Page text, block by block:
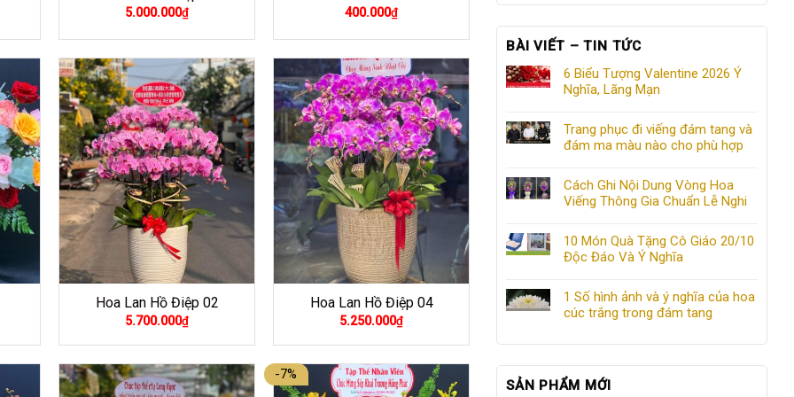
BÀI VIẾT – TIN TỨC
6 Biểu Tượng Valentine 2026 Ý
Nghĩa, Lãng Mạn
Trang phục đi viếng đám tang và
đám ma màu nào cho phù hợp
Cách Ghi Nội Dung Vòng Hoa
Viếng Thông Gia Chuẩn Lễ Nghi
10 Món Quà Tặng Cô Giáo 20/10
Độc Đáo Và Ý Nghĩa
1 Số hình ảnh và ý nghĩa của hoa
cúc trắng trong đám tang
SẢN PHẨM MỚI
5.000.000₫ 400.000₫
Hoa Lan Hồ Điệp 02
5.700.000₫
Hoa Lan Hồ Điệp 04
5.250.000₫
-7%